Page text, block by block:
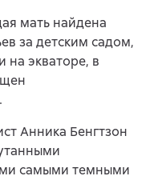
мать найдена
за детским садом,
на экваторе, в
Анника Бенгтзон
самыми темными